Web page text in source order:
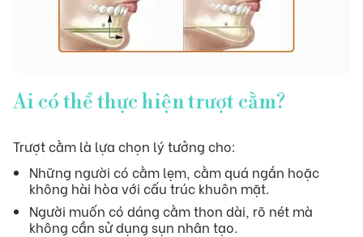
Ai có thể thực hiện trượt cằm?
Trượt cằm là lựa chọn lý tưởng cho:
Những người có cằm lẹm, cằm quá ngắn hoặc
không hài hòa với cấu trúc khuôn mặt.
Người muốn có dáng cằm thon dài, rõ nét mà
không cần sử dụng sụn nhân tạo.